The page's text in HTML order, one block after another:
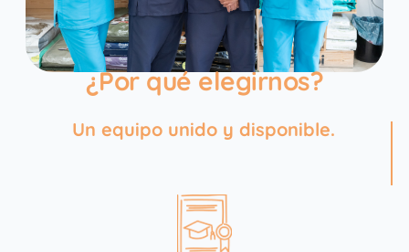
¿Por qué elegirnos?
Un equipo unido y disponible.